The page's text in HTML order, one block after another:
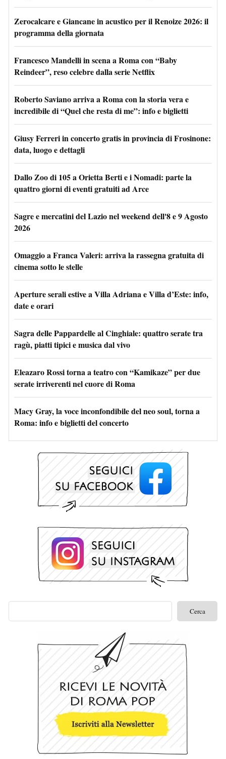
Zerocalcare e Giancane in acustico per il Renoize 2026: il
programma della giornata
Francesco Mandelli in scena a Roma con “Baby
Reindeer”, reso celebre dalla serie Netflix
Roberto Saviano arriva a Roma con la storia vera e
incredibile di “Quel che resta di me”: info e biglietti
Giusy Ferreri in concerto gratis in provincia di Frosinone:
data, luogo e dettagli
Dallo Zoo di 105 a Orietta Berti e i Nomadi: parte la
quattro giorni di eventi gratuiti ad Arce
Sagre e mercatini del Lazio nel weekend dell'8 e 9 Agosto
2026
Omaggio a Franca Valeri: arriva la rassegna gratuita di
cinema sotto le stelle
Aperture serali estive a Villa Adriana e Villa d’Este: info,
date e orari
Sagra delle Pappardelle al Cinghiale: quattro serate tra
ragù, piatti tipici e musica dal vivo
Eleazaro Rossi torna a teatro con “Kamikaze” per due
serate irriverenti nel cuore di Roma
Macy Gray, la voce inconfondibile del neo soul, torna a
Roma: info e biglietti del concerto